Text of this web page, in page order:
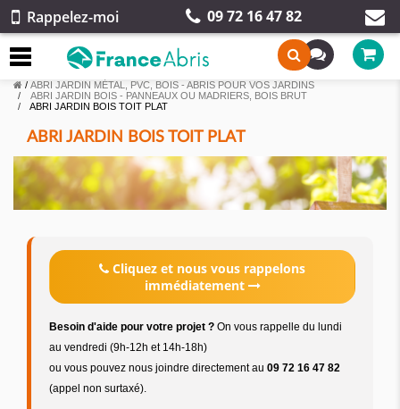
Rappelez-moi 09 72 16 47 82
/ ABRI JARDIN MÉTAL, PVC, BOIS - ABRIS POUR VOS JARDINS
ABRI JARDIN BOIS - PANNEAUX OU MADRIERS, BOIS BRUT
ABRI JARDIN BOIS TOIT PLAT
ABRI JARDIN BOIS TOIT PLAT
Cliquez et nous vous rappelons
immédiatement
Besoin d'aide pour votre projet ? On vous rappelle du lundi
au vendredi (9h-12h et 14h-18h)
ou vous pouvez nous joindre directement au 09 72 16 47 82
(appel non surtaxé).